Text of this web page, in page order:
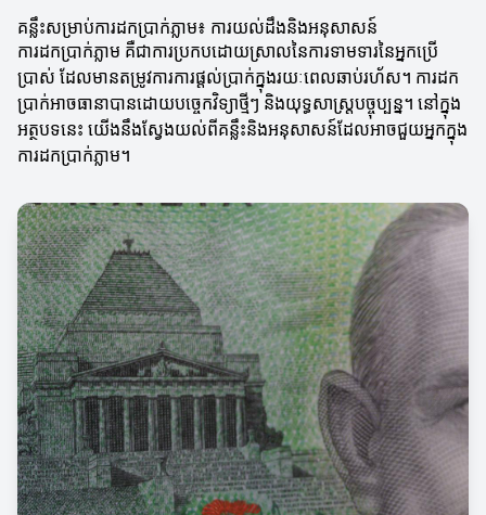
គន្លឹះសម្រាប់ការដកប្រាក់ភ្លាម៖ ការយល់ដឹងនិងអនុសាសន៍
ការដកប្រាក់ភ្លាម គឺជាការប្រកបដោយស្រាលនៃការទាមទារនៃអ្នកប្រើ
ប្រាស់ ដែលមានតម្រូវការការផ្តល់ប្រាក់ក្នុងរយៈពេលឆាប់រហ័ស។ ការដក
ប្រាក់អាចធានាបានដោយបច្ចេកវិទ្យាថ្មីៗ និងយុទ្ធសាស្រ្តបច្ចុប្បន្ន។ នៅក្នុង
អត្ថបទនេះ យើងនឹងស្វែងយល់ពីគន្លឹះនិងអនុសាសន៍ដែលអាចជួយអ្នកក្នុង
ការដកប្រាក់ភ្លាម។